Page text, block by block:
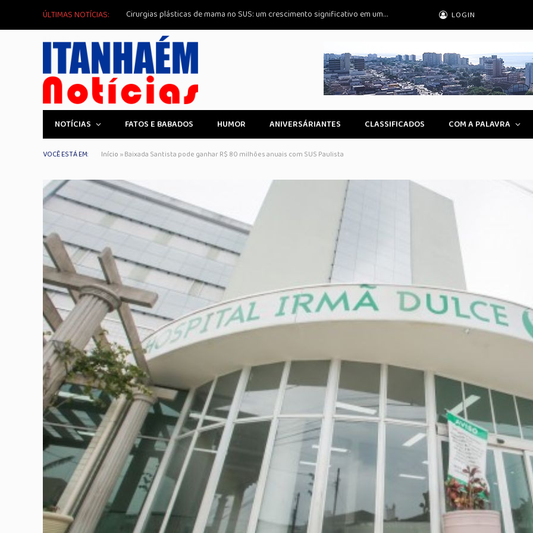
ÚLTIMAS NOTÍCIAS: Cirurgias plásticas de mama no SUS: um crescimento significativo em uma década LOGIN
NOTÍCIAS FATOS E BABADOS HUMOR ANIVERSÁRIANTES CLASSIFICADOS COM A PALAVRA
VOCÊ ESTÁ EM: Início »Baixada Santista pode ganhar R$ 80 milhões anuais com SUS Paulista